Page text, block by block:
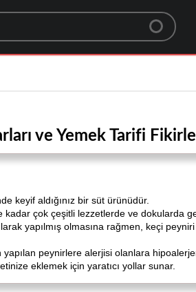
ve Yemek Tarifi
keyif aldığınız bir süt ürünüdür.
çok çeşitli lezzetlerde ve dokularda
yapılmış olmasına rağmen, keçi
peynirlere alerjisi olanlara
eklemek için yaratıcı yollar sunar.